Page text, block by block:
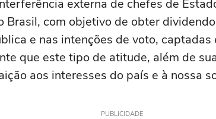
externa de chefes de
Brasil, com objetivo de obter
e nas intenções de voto,
que este tipo de atitude, além de
aos interesses do país e à nossa
PUBLICIDADE